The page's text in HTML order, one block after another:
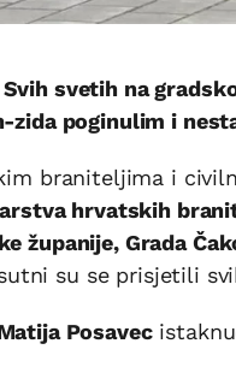
svetih na
zida poginulim i
braniteljima i
hrvatskih
županije, Grada
su se prisjetili
Posavec